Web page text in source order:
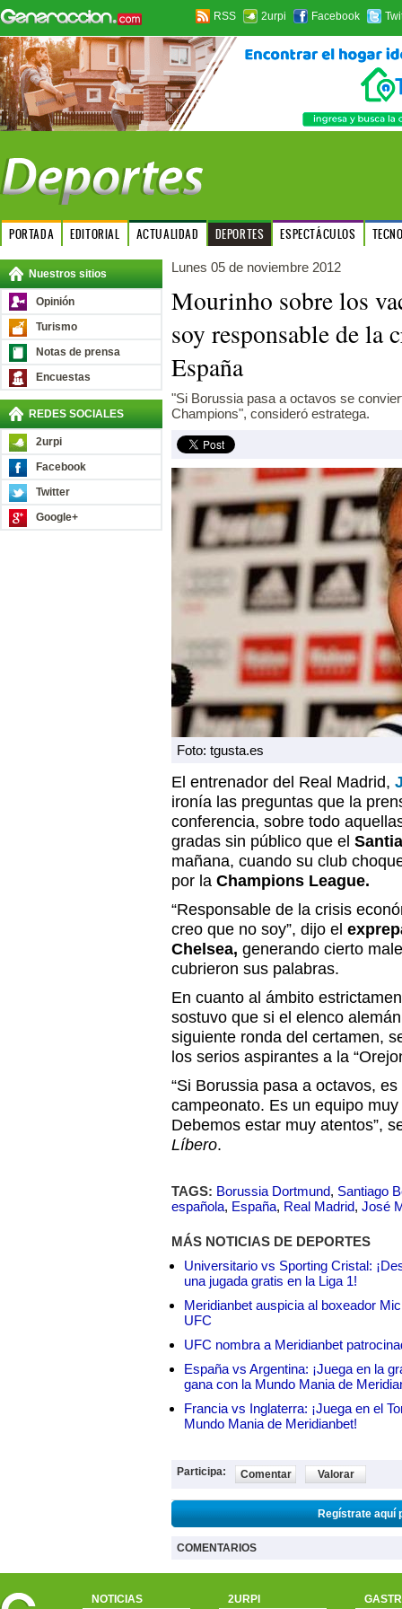
RSS 2urpi Facebook
PORTADA EDITORIAL ACTUALIDAD DEPORTES ESPECTÁCULOS
Nuestros sitios
Opinión
Turismo
Notas de prensa
Encuestas
REDES SOCIALES
2urpi
Facebook
Twitter
Google+
Lunes 05 de noviembre 2012
Mourinho sobre los
soy responsable de la
España
"Si Borussia pasa a octavos se
Champions", consideró estratega.
Foto: tgusta.es
El entrenador del Real Madrid,
ironía las preguntas que la
conferencia, sobre todo
gradas sin público que el
mañana, cuando su club
por la Champions League.
“Responsable de la crisis
creo que no soy”, dijo el
Chelsea, generando cierto
cubrieron sus palabras.
En cuanto al ámbito
sostuvo que si el elenco
siguiente ronda del certamen,
los serios aspirantes a la
“Si Borussia pasa a octavos,
campeonato. Es un equipo
Debemos estar muy atentos”,
Líbero.
TAGS: Borussia Dortmund, Santiago
española, España, Real Madrid, José
MÁS NOTICIAS DE DEPORTES
Universitario vs Sporting Cristal:
una jugada gratis en la Liga 1!
Meridianbet auspicia al boxeador
UFC
UFC nombra a Meridianbet
España vs Argentina: ¡Juega en la
gana con la Mundo Mania de
Francia vs Inglaterra: ¡Juega en el
Mundo Mania de Meridianbet!
Participa: Comentar Valorar
Regístrate aquí
COMENTARIOS
NOTICIAS 2URPI